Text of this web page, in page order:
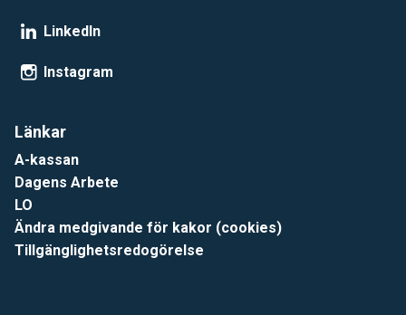
LinkedIn
Instagram
Länkar
A-kassan
Dagens Arbete
LO
Ändra medgivande för kakor (cookies)
Tillgänglighetsredogörelse